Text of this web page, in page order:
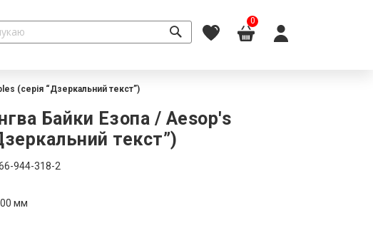
0
(серія “Дзеркальний текст”)
Байки Езопа / Aesop's
текст”)
944-318-2
мм